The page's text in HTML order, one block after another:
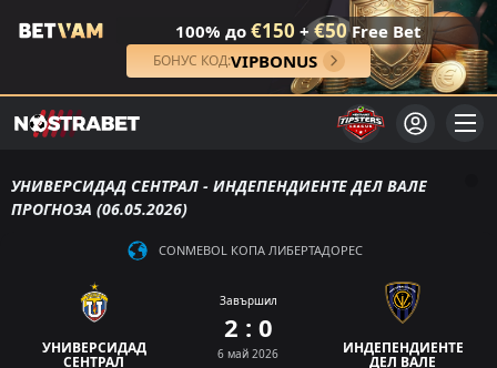
100% до €150 + €50Free Bet
БОНУС КОД:VIPBONUS
УНИВЕРСИДАД СЕНТРАЛ - ИНДЕПЕНДИЕНТЕ ДЕЛ ВАЛЕ
ПРОГНОЗА (06.05.2026)
CONMEBOL КОПА ЛИБЕРТАДОРЕС
УНИВЕРСИДАД
СЕНТРАЛ
Завършил
2 : 0
6 май 2026 ИНДЕПЕНДИЕНТЕ
ДЕЛ ВАЛЕ